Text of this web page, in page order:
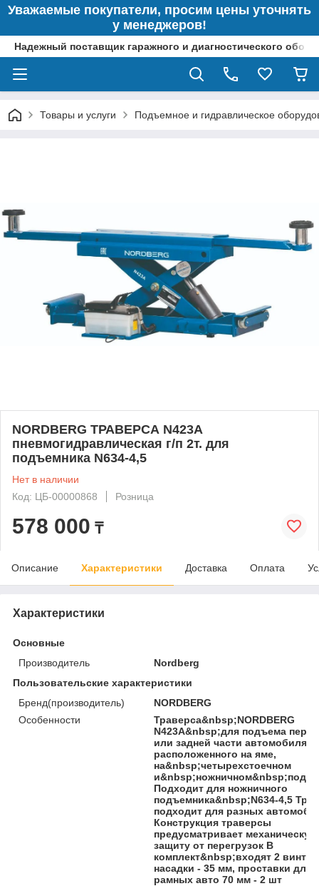
Уважаемые покупатели, просим цены уточнять
у менеджеров!
Надежный поставщик гаражного и диагностического
Товары и услуги Подъемное и гидравлическое
NORDBERG ТРАВЕРСА N423A
пневмогидравлическая г/п 2т. для
подъемника N634-4,5
Нет в наличии
Код: ЦБ-00000868
Розница
578 000 ₸
Описание Характеристики Доставка Оплата
Характеристики
Основные
Производитель
Nordberg
Пользовательские характеристики
Бренд(производитель)
NORDBERG
Особенности
Траверса&nbsp;NORDBERG
N423A&nbsp;для подъема
или задней части автомобиля,
расположенного на яме,
на&nbsp;четырехстоечном
Подходит для ножничного
подъемника&nbsp;N634-4,5
подходит для разных
Конструкция траверсы
предусматривает механическую
защиту от перегрузок В
комплект&nbsp;входят 2
насадки - 35 мм, проставки для
рамных авто 70 мм - 2 шт